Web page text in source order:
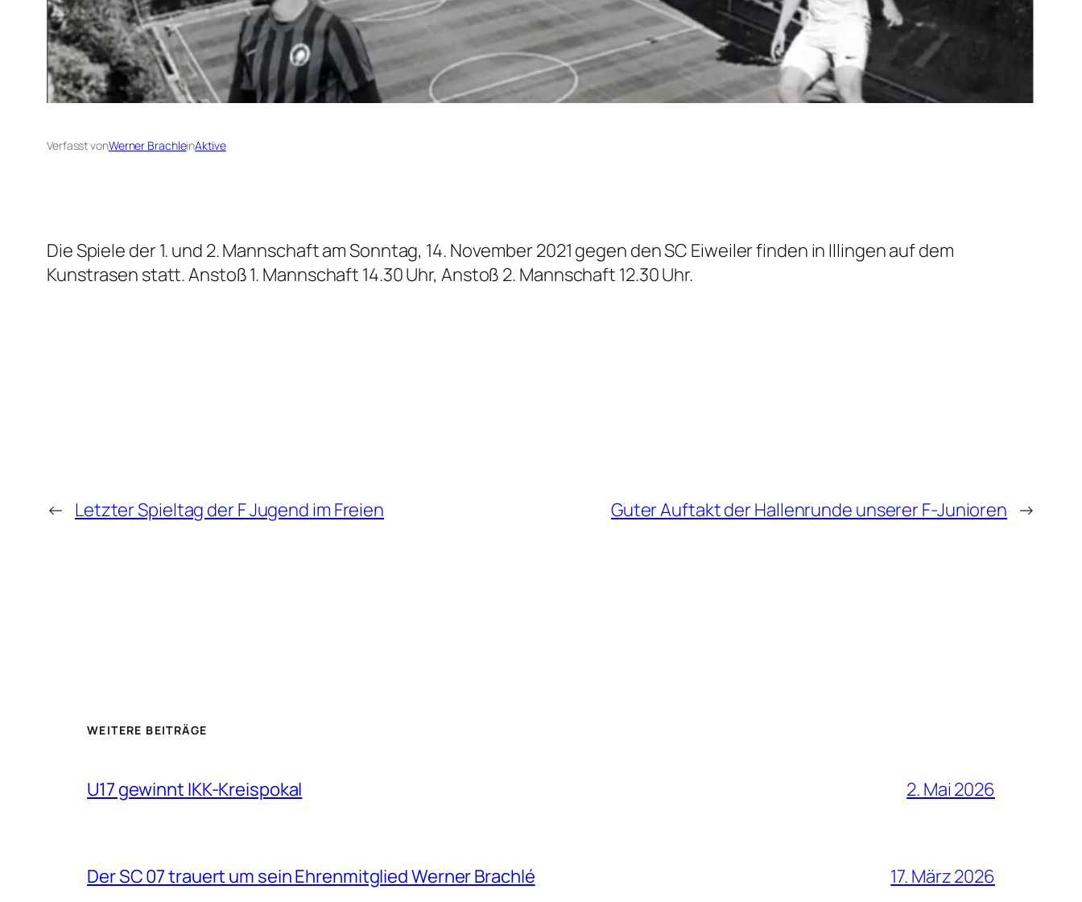
Verfasst vonWerner BrachleinAktive
Die Spiele der 1. und 2. Mannschaft am Sonntag, 14. November 2021 gegen den SC Eiweiler finden in Illingen auf dem
Kunstrasen statt. Anstoß 1. Mannschaft 14.30 Uhr, Anstoß 2. Mannschaft 12.30 Uhr.
← Letzter Spieltag der F Jugend im Freien Guter Auftakt der Hallenrunde unserer F-Junioren →
WEITERE BEITRÄGE
U17 gewinnt IKK-Kreispokal 2. Mai 2026
Der SC 07 trauert um sein Ehrenmitglied Werner Brachlé 17. März 2026